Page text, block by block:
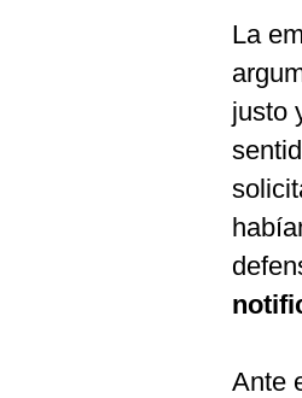
La
justo
Ante